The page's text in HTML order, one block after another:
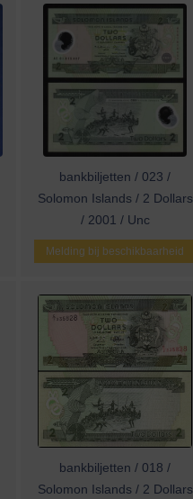
bankbiljetten / 023 /
Solomon Islands / 2 Dollars
/ 2001 / Unc
Melding bij beschikbaarheid
bankbiljetten / 018 /
Solomon Islands / 2 Dollars